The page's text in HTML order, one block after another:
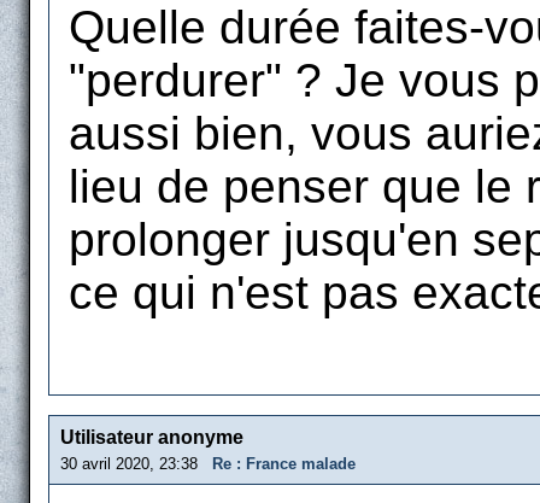
Quelle durée faites-
"perdurer" ? Je vous
aussi bien, vous
lieu de penser que le
prolonger jusqu'en
ce qui n'est pas
Utilisateur anonyme
30 avril 2020, 23:38 Re : France malade